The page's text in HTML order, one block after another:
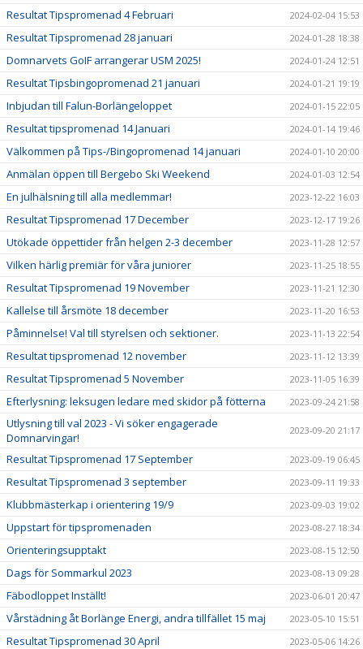
Resultat Tipspromenad 4 Februari 2024-02-04 15:53
Resultat Tipspromenad 28 januari 2024-01-28 18:38
Domnarvets GoIF arrangerar USM 2025! 2024-01-24 12:51
Resultat Tipsbingopromenad 21 januari 2024-01-21 19:19
Inbjudan till Falun-Borlängeloppet 2024-01-15 22:05
Resultat tipspromenad 14 Januari 2024-01-14 19:46
Välkommen på Tips-/Bingopromenad 14 januari 2024-01-10 20:00
Anmälan öppen till Bergebo Ski Weekend 2024-01-03 12:54
En julhälsning till alla medlemmar! 2023-12-22 16:03
Resultat Tipspromenad 17 December 2023-12-17 19:26
Utökade öppettider från helgen 2-3 december 2023-11-28 12:57
Vilken härlig premiär för våra juniorer 2023-11-25 18:55
Resultat Tipspromenad 19 November 2023-11-21 12:30
Kallelse till årsmöte 18 december 2023-11-20 16:53
Påminnelse! Val till styrelsen och sektioner. 2023-11-13 22:54
Resultat tipspromenad 12 november 2023-11-12 13:39
Resultat Tipspromenad 5 November 2023-11-05 16:39
Efterlysning: leksugen ledare med skidor på fötterna 2023-09-24 21:58
Utlysning till val 2023 - Vi söker engagerade
Domnarvingar!
2023-09-20 21:17
Resultat Tipspromenad 17 September 2023-09-19 06:45
Resultat Tipspromenad 3 september 2023-09-11 19:33
Klubbmästerkap i orientering 19/9 2023-09-03 19:02
Uppstart för tipspromenaden 2023-08-27 18:34
Orienteringsupptakt 2023-08-15 12:50
Dags för Sommarkul 2023 2023-08-13 09:28
Fäbodloppet Inställt! 2023-06-01 20:47
Vårstädning åt Borlänge Energi, andra tillfället 15 maj 2023-05-10 15:51
Resultat Tipspromenad 30 April 2023-05-06 14:26